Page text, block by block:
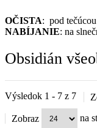
OČISTA: pod
NABÍJANIE: na
Obsidián
Výsledok 1 - 7 z 7
Zobraz na